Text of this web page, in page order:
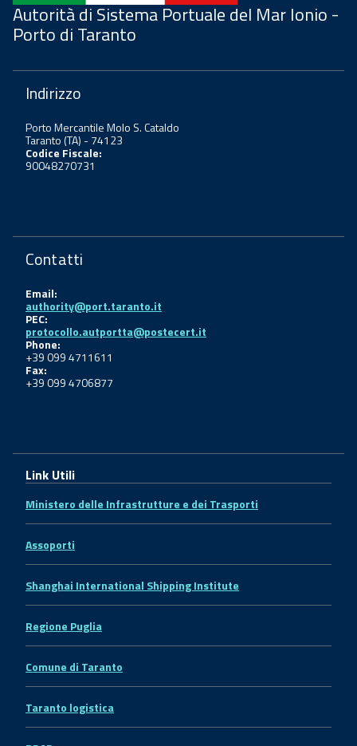
Autorità di Sistema Portuale del Mar Ionio -
Porto di Taranto
Indirizzo
Porto Mercantile Molo S. Cataldo
Taranto (TA) - 74123
Codice Fiscale:
90048270731
Contatti
Email:
authority@port.taranto.it
PEC:
protocollo.autportta@postecert.it
Phone:
+39 099 4711611
Fax:
+39 099 4706877
Link Utili
Ministero delle Infrastrutture e dei Trasporti
Assoporti
Shanghai International Shipping Institute
Regione Puglia
Comune di Taranto
Taranto logistica